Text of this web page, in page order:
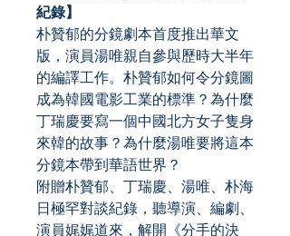
紀錄】
朴贊郁的分鏡劇本首度推出華文
版，演員湯唯親自參與歷時大半年
的編譯工作。朴贊郁如何令分鏡圖
成為韓國電影工業的標準？為什麼
丁瑞慶要寫一個中國北方女子隻身
來韓的故事？為什麼湯唯要將這本
分鏡本帶到華語世界？
附贈朴贊郁、丁瑞慶、湯唯、朴海
日極罕對談紀錄，聽導演、編劇、
演員娓娓道來，解開《分手的決